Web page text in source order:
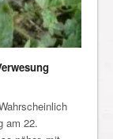
am 22.